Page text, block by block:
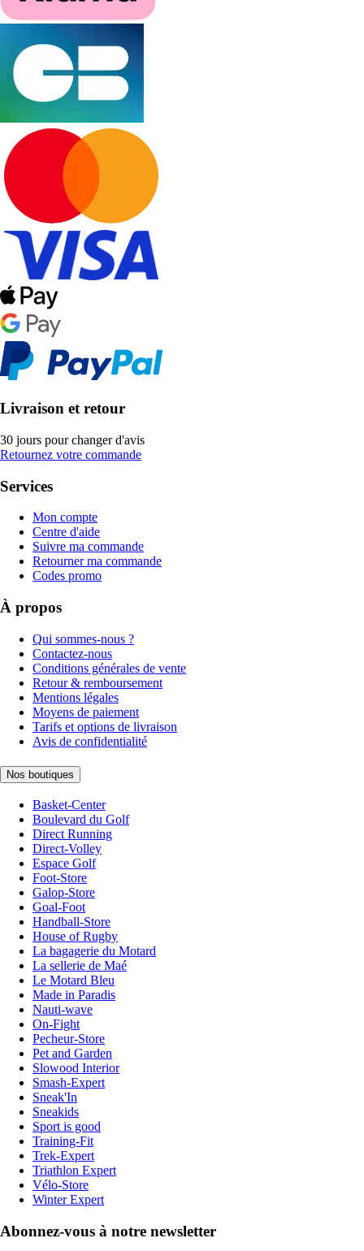
Livraison et retour
30 jours pour changer d'avis
Retournez votre commande
Services
Mon compte
Centre d'aide
Suivre ma commande
Retourner ma commande
Codes promo
À propos
Qui sommes-nous ?
Contactez-nous
Conditions générales de vente
Retour & remboursement
Mentions légales
Moyens de paiement
Tarifs et options de livraison
Avis de confidentialité
Nos boutiques
Basket-Center
Boulevard du Golf
Direct Running
Direct-Volley
Espace Golf
Foot-Store
Galop-Store
Goal-Foot
Handball-Store
House of Rugby
La bagagerie du Motard
La sellerie de Maé
Le Motard Bleu
Made in Paradis
Nauti-wave
On-Fight
Pecheur-Store
Pet and Garden
Slowood Interior
Smash-Expert
Sneak'In
Sneakids
Sport is good
Training-Fit
Trek-Expert
Triathlon Expert
Vélo-Store
Winter Expert
Abonnez-vous à notre newsletter